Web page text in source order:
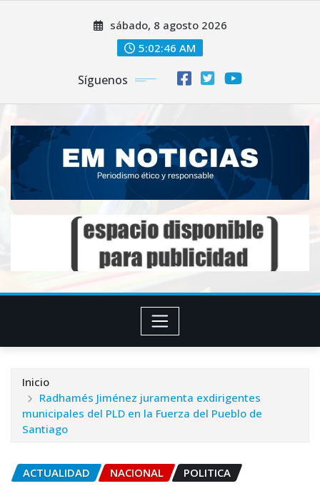
sábado, 8 agosto 2026
5:02:48 AM
Síguenos
Inicio
Radhamés Jiménez juramenta exdirigentes
municipales del PLD en la Fuerza del Pueblo de
Santiago
ACTUALIDAD NACIONAL POLITICA